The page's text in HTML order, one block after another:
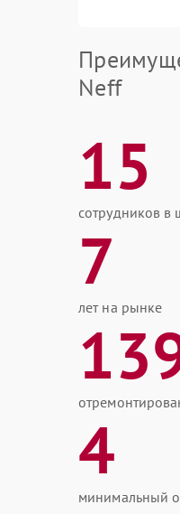
Neff
15
сотрудников в
7
лет на рынке
4
минимальный